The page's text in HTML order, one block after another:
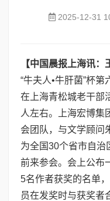
2025-12-31
【中国晨报上海讯：
“牛夫人•牛肝菌”杯
在上海青松城老干部
人左右。上海宏博集
会团队，与文学顾问
为全国30个省市自治
前来参会。会上公布
5名作者获奖的名单
员在发奖时与获奖者